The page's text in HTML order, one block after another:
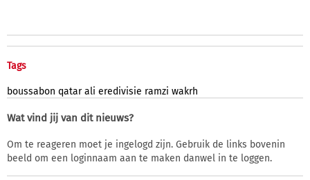
Tags
boussabon qatar ali eredivisie ramzi wakrh
Wat vind jij van dit nieuws?
Om te reageren moet je ingelogd zijn. Gebruik de links bovenin
beeld om een loginnaam aan te maken danwel in te loggen.